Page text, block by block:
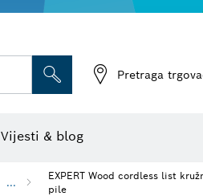
Pretraga
Vijesti & blog
...
EXPERT Wood cordless list
pile